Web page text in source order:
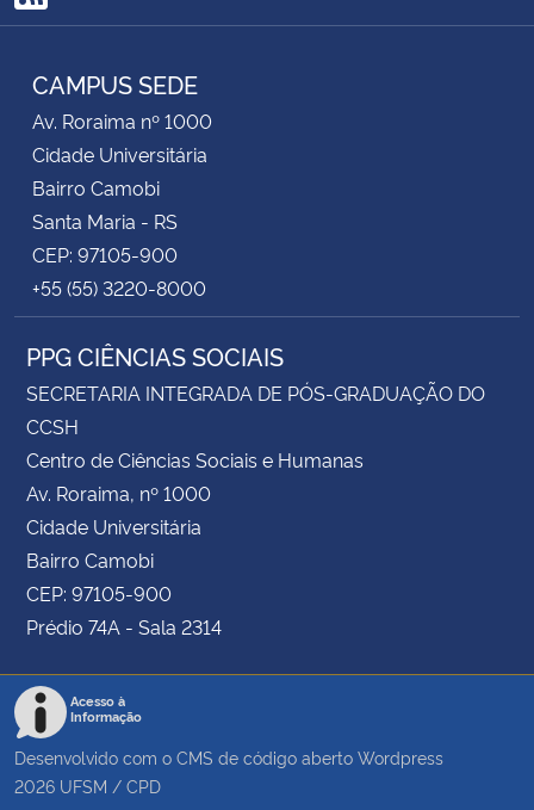
RSS
CAMPUS SEDE
Av. Roraima nº 1000
Cidade Universitária
Bairro Camobi
Santa Maria - RS
CEP: 97105-900
+55 (55) 3220-8000
PPG CIÊNCIAS SOCIAIS
SECRETARIA INTEGRADA DE PÓS-GRADUAÇÃO DO
CCSH
Centro de Ciências Sociais e Humanas
Av. Roraima, nº 1000
Cidade Universitária
Bairro Camobi
CEP: 97105-900
Prédio 74A - Sala 2314
Acesso à
Informação
Desenvolvido com o CMS de código aberto Wordpress
2026 UFSM / CPD